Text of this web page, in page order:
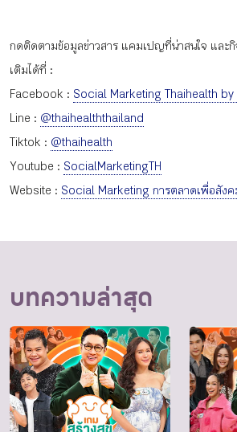
กดติดตามข้อมูลข่าวสาร แคมเปญที่น่าสนใจ และ
เติมได้ที่ :
Facebook : Social Marketing Thaihealth by
Line : @thaihealththailand
Tiktok : @thaihealth
Youtube : SocialMarketingTH
Website : Social Marketing การตลาดเพื่อสัง
บทความล่าสุด